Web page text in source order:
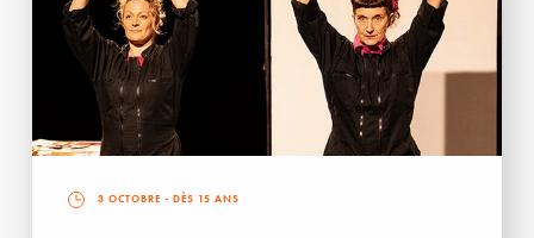
3 OCTOBRE - DÈS 15 ANS